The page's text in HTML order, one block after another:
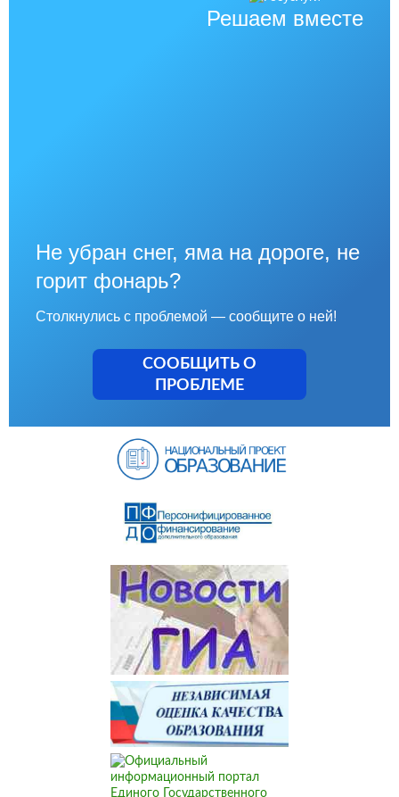
Решаем вместе
Не убран снег, яма на дороге, не
горит фонарь?
Столкнулись с проблемой — сообщите о ней!
СООБЩИТЬ О
ПРОБЛЕМЕ